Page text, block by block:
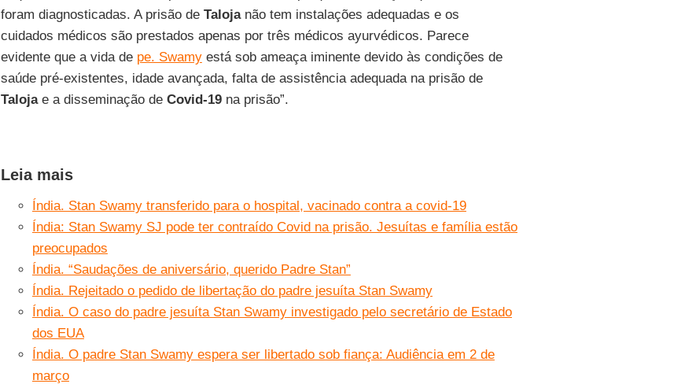
foram diagnosticadas. A prisão de Talojanão tem instalações adequadas e os
cuidados médicos são prestados apenas por três médicos ayurvédicos. Parece
evidente que a vida de pe. Swamyestá sob ameaça iminente devido às condições de
saúde pré-existentes, idade avançada, falta de assistência adequada na prisão de
Talojae a disseminação de Covid-19na prisão”.
Leia mais
Índia. Stan Swamy transferido para o hospital, vacinado contra a covid-19
Índia: Stan Swamy SJ pode ter contraído Covid na prisão. Jesuítas e família estão
preocupados
Índia. “Saudações de aniversário, querido Padre Stan”
Índia. Rejeitado o pedido de libertação do padre jesuíta Stan Swamy
Índia. O caso do padre jesuíta Stan Swamy investigado pelo secretário de Estado
dos EUA
Índia. O padre Stan Swamy espera ser libertado sob fiança: Audiência em 2 de
março